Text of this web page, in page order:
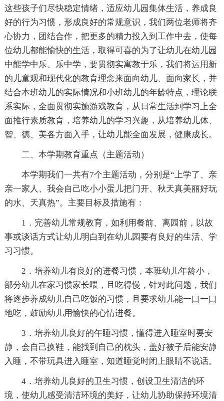
这些孩子们尽快稳定情绪，适应幼儿园集体生活，养成良
好的行为习惯，形成良好的常规意识，我们两位老师将齐
心协力，团结合作，把更多的精力投入到工作中去，使每
位幼儿都能愉快的生活，取得可喜的为了让幼儿在幼儿园
中能学中乐、乐中学，要贯彻实寓教于乐，我们将运用新
的儿童观和现代化的教育理念来面向幼儿、面向家长，并
结合本班幼儿的实际情况和小班幼儿的年龄特点，理论联
系实际，全面贯彻实施游戏教育，从日常生活到学习上全
面推行素质教育，培养幼儿的学习兴趣，从培养幼儿体、
智、德、美各方面入手，让幼儿能全面发展，健康成长。
二、本学期教育重点（主题活动）
本学期我们一共有7个主题活动，分别是“上学了、亲
亲一家人、我会自己吃小小蛋儿把门开、秋天真美丽好玩
的水、天真热”。主要目标及措施有：
1．完善幼儿常规教育，如利用餐前、离园前，以故
事或谈话方式让幼儿明白到在幼儿园要有良好的生活、学
习习惯。
2．培养幼儿有良好的进餐习惯，本班幼儿年龄小，
部分幼儿在家习惯家长喂，且吃得慢，针对此问题，我们
将逐步养成幼儿自己吃饭的习惯，且要求幼儿能一口一口
地吃，鼓励幼儿用愉快的心情进餐。
3．培养幼儿良好的午睡习惯，懂得进入睡室时要安
静，会自己换鞋，能找到自己的枕头，盖好被子后能安静
入睡，不带玩具进入睡室，知道睡觉时闭上眼睛不说话。
4．培养幼儿良好的卫生习惯，创设卫生清洁的环
境，使幼儿感受清洁环境的美好，让幼儿协助保持环境清